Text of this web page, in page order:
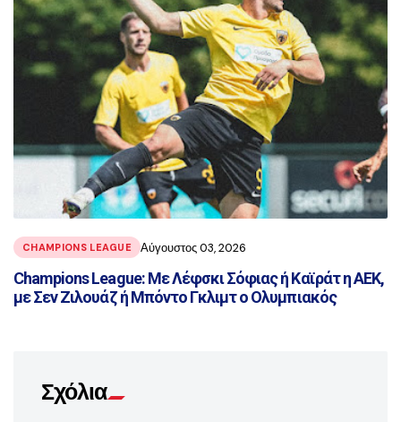
CHAMPIONS LEAGUE Αύγουστος 03, 2026
Champions League: Με Λέφσκι Σόφιας ή Καϊράτ η ΑΕΚ,
με Σεν Ζιλουάζ ή Μπόντο Γκλιμτ ο Ολυμπιακός
Σχόλια